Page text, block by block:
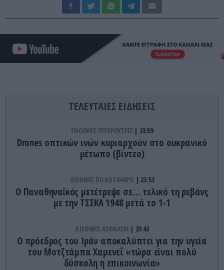
ΤΕΛΕΥΤΑΙΕΣ ΕΙΔΗΣΕΙΣ
ΕΝΟΠΛΕΣ ΣΥΓΚΡΟΥΣΕΙΣ 23:59
Drones οπτικών ινών κυριαρχούν στο ουκρανικό
μέτωπο (βίντεο)
ΔΙΕΘΝΕΣ ΠΟΔΟΣΦΑΙΡΟ 23:53
Ο Παναθηναϊκός μετέτρεψε σε… τελικό τη ρεβάνς
με την ΤΣΣΚΑ 1948 μετά το 1-1
ΔΙΕΘΝΗΣ ΑΣΦΑΛΕΙΑ 23:43
Ο πρόεδρος του Ιράν αποκαλύπτει για την υγεία
του Μοτζτάμπα Χαμενεΐ «τώρα είναι πολύ
δύσκολη η επικοινωνία»